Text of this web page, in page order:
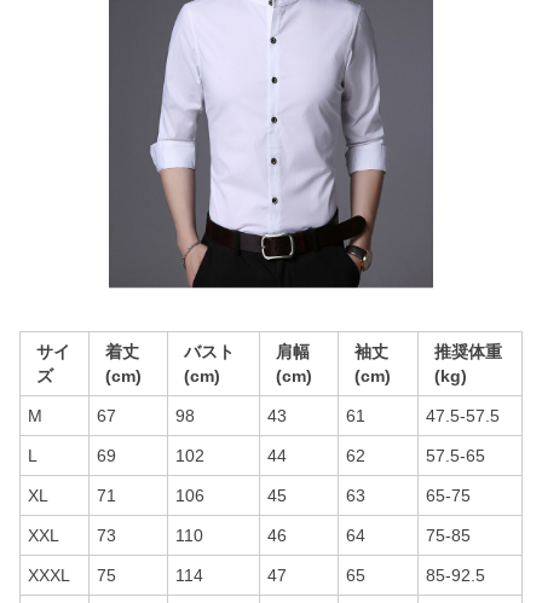
サイ
ズ
着丈
(cm)
バスト
(cm)
肩幅
(cm)
袖丈
(cm)
推奨体重
(kg)
M 67 98 43 61 47.5-57.5
L 69 102 44 62 57.5-65
XL 71 106 45 63 65-75
XXL 73 110 46 64 75-85
XXXL 75 114 47 65 85-92.5